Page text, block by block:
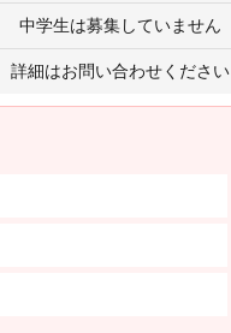
中学生は募集していません
詳細はお問い合わせください